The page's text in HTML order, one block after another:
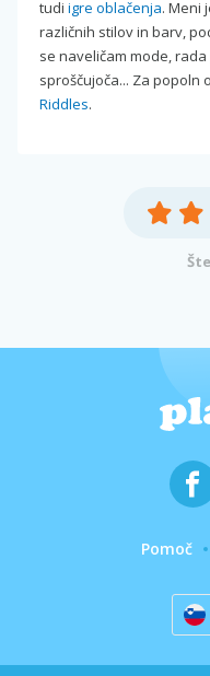
tudi igre oblačenja. Meni
različnih stilov in barv,
se naveličam mode,
sproščujoča... Za popoln
Riddles.
Pomoč